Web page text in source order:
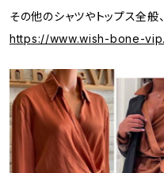
その他のシャツやトップス全般
https://www.wish-bone-